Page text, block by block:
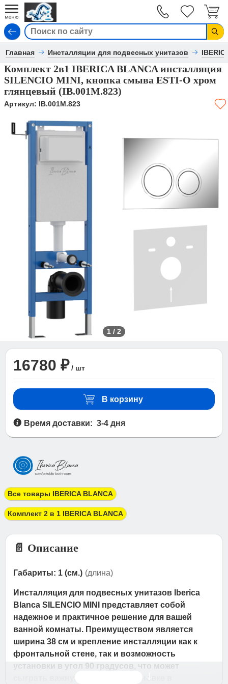
Главная Инсталляции для подвесных унитазов
Комплект 2в1 IBERICA BLANCA инсталляция
SILENCIO MINI, кнопка смыва ESTI-O хром
глянцевый (IB.001M.823)
Артикул: IB.001M.823
1 / 2
16780 ₽ / шт
В корзину
Время доставки: 3-4 дня
Все товары IBERICA BLANCA
Комплект 2 в 1 IBERICA BLANCA
📄 Описание
Габариты: 1 (см.) (длина)
Инсталляция для подвесных унитазов Iberica
Blanca SILENCIO MINI представляет собой
надежное и практичное решение для вашей
ванной комнаты. Преимуществом является
ширина 38 см и крепление инсталляции как к
фронтальной стене, так и возможность
установки в угол 90 градусов, что может
сыграть важную роль при установке в